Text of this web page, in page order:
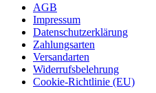
AGB
Impressum
Datenschutzerklärung
Zahlungsarten
Versandarten
Widerrufsbelehrung
Cookie-Richtlinie (EU)